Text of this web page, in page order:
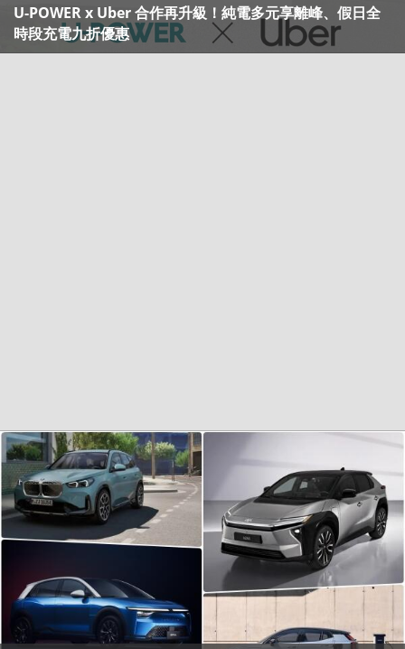
U-POWER x Uber 合作再升級！純電多元享離峰、假日全
時段充電九折優惠